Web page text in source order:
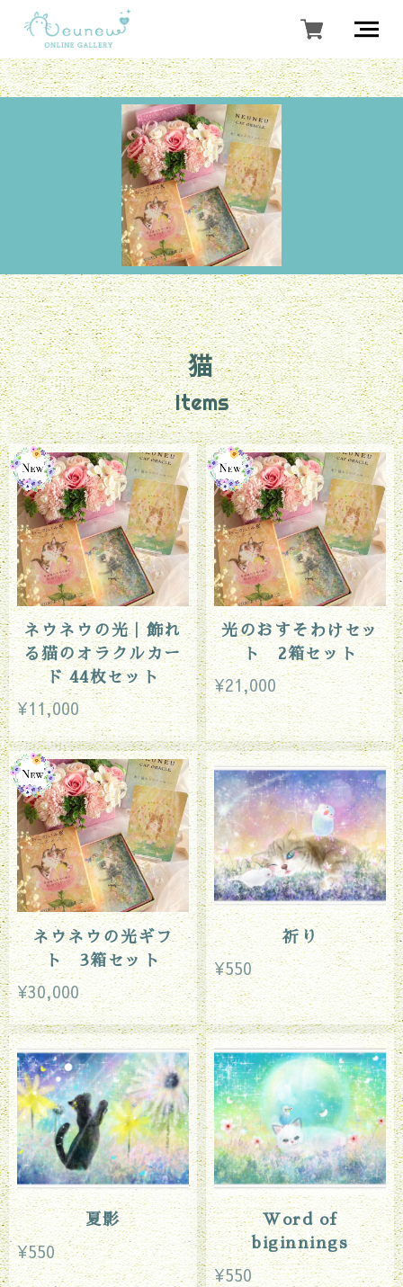
猫
Items
ネウネウの光｜飾れ
る猫のオラクルカー
ド 44枚セット
¥11,000
光のおすそわけセッ
ト 2箱セット
¥21,000
ネウネウの光ギフ
ト 3箱セット
¥30,000
祈り
¥550
夏影
¥550
Word of
biginnings
¥550